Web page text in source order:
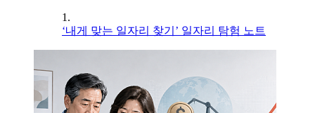
1.
‘내게 맞는 일자리 찾기’ 일자리 탐험 노트